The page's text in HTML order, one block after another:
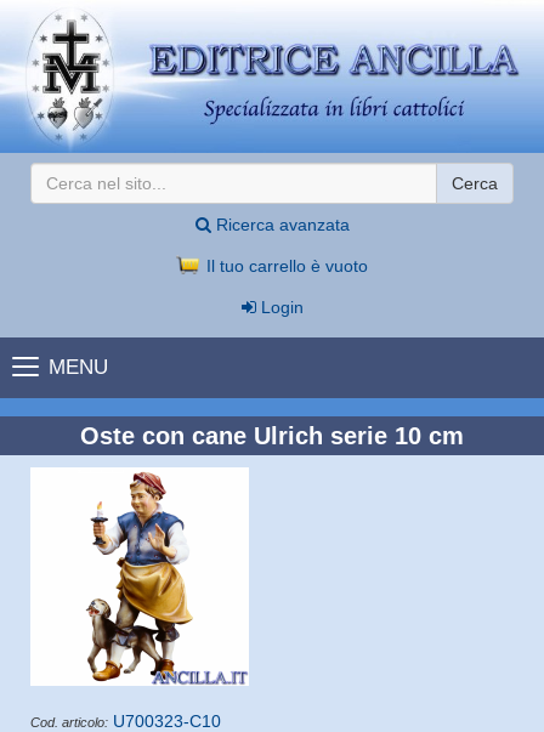
Cerca
Ricerca avanzata
Il tuo carrello è vuoto
Login
MENU
Oste con cane Ulrich serie 10 cm
Cod. articolo: U700323-C10